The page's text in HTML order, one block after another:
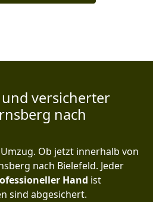
versicherter
nach
Ob jetzt innerhalb von
nach Bielefeld. Jeder
Hand ist
sind abgesichert.